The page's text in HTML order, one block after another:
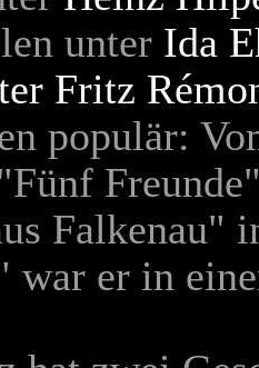
unter Ida
Fritz
populär:
Falkenau"
war er in